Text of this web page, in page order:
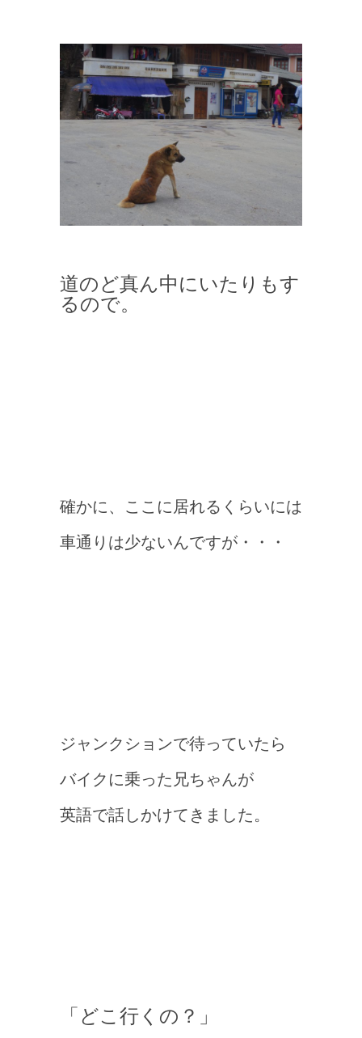
道のど真ん中にいたりもす
るので。
確かに、ここに居れるくらいには
車通りは少ないんですが・・・
ジャンクションで待っていたら
バイクに乗った兄ちゃんが
英語で話しかけてきました。
「どこ行くの？」